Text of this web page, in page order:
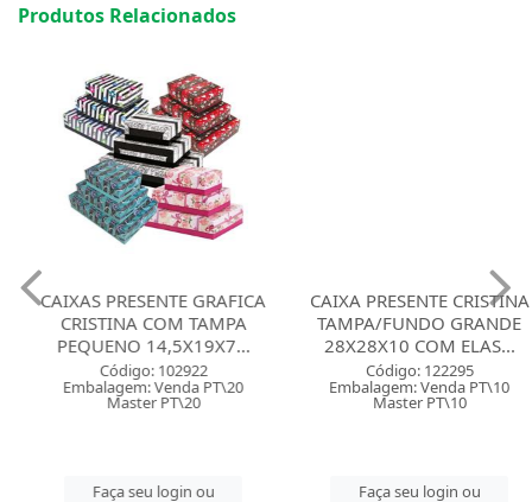
Produtos Relacionados
CAIXAS PRESENTE GRAFICA
CRISTINA COM TAMPA
PEQUENO 14,5X19X7...
Código: 102922
Embalagem: Venda PT\20
Master PT\20
Faça seu login ou
CAIXA PRESENTE CRISTINA
TAMPA/FUNDO GRANDE
28X28X10 COM ELAS...
Código: 122295
Embalagem: Venda PT\10
Master PT\10
Faça seu login ou